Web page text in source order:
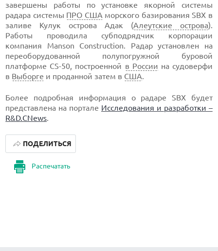
завершены работы по установке якорной системы
радара системы ПРО США морского базирования SBX в
заливе Кулук острова Адак (Алеутские острова).
Работы проводила субподрядчик корпорации
компания Manson Construction. Радар установлен на
переоборудованной полупогружной буровой
платформе CS-50, построенной в России на судоверфи
в Выборге и проданной затем в США.
Более подробная информация о радаре SBX будет
представлена на портале Исследования и разработки –
R&D.CNews.
Распечатать
ПОДЕЛИТЬСЯ